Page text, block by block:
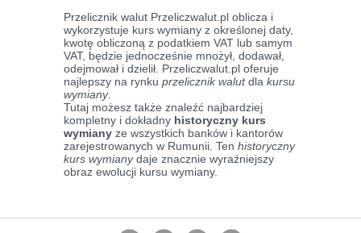
Przelicznik walut Przeliczwalut.pl oblicza i
wykorzystuje kurs wymiany z określonej daty,
kwotę obliczoną z podatkiem VAT lub samym
VAT, będzie jednocześnie mnożył, dodawał,
odejmował i dzielił. Przeliczwalut.pl oferuje
najlepszy na rynku przelicznik walutdla kursu
wymiany.
Tutaj możesz także znaleźć najbardziej
kompletny i dokładny historyczny kurs
wymiany ze wszystkich banków i kantorów
zarejestrowanych w Rumunii. Ten historyczny
kurs wymianydaje znacznie wyraźniejszy
obraz ewolucji kursu wymiany.